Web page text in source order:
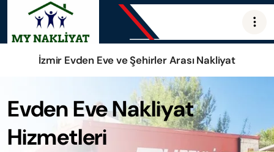
İzmir Evden Eve ve Şehirler Arası Nakliyat
Evden Eve Nakliyat
Hizmetleri